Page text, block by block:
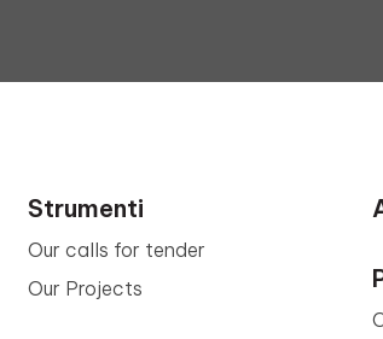
Strumenti
Our calls for tender
Our Projects